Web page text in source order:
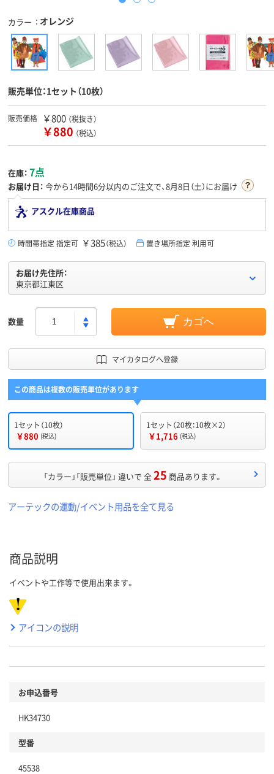
カラー オレンジ
販売単位：1セット（10枚）
販売価格 ￥800 （税抜き）
￥880 （税込）
在庫： 7点
お届け日： 今から14時間6分以内のご注文で、8月8日（土）にお届け
アスクル在庫商品
時間帯指定 指定可 ￥385（税込） 置き場所指定 利用可
お届け先住所：
東京都江東区
数量 カゴへ
マイカタログへ登録
この商品は複数の販売単位があります
1セット（10枚）
￥880 (税込)
1セット（20枚：10枚×2）
￥1,716 (税込)
「カラー」「販売単位」 違いで 全25 商品あります。
アーテックの運動/イベント用品を全て見る
商品説明
イベントや工作等で使用出来ます。
アイコンの説明
お申込番号
HK34730
型番
45538